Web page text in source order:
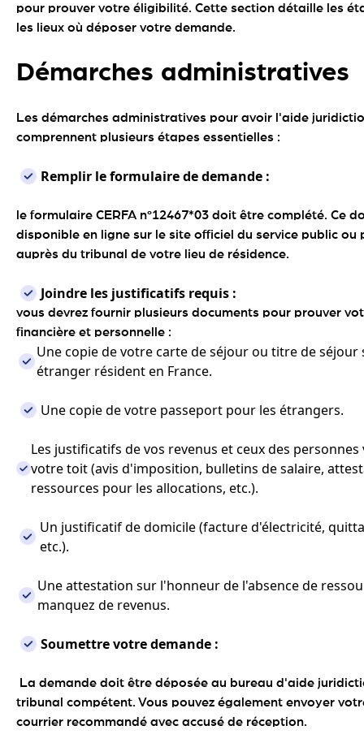
pour prouver votre éligibilité. Cette section détaille les
les lieux où déposer votre demande.
Démarches administratives
Les démarches administratives pour avoir l'aide
comprennent plusieurs étapes essentielles :
Remplir le formulaire de demande :
le formulaire CERFA n°12467*03 doit être complété. Ce
disponible en ligne sur le site officiel du service public ou
auprès du tribunal de votre lieu de résidence.
Joindre les justificatifs requis :
vous devrez fournir plusieurs documents pour prouver
financière et personnelle :
Une copie de votre carte de séjour ou titre de séjour
étranger résident en France.
Une copie de votre passeport pour les étrangers.
Les justificatifs de vos revenus et ceux des personnes
votre toit (avis d'imposition, bulletins de salaire,
ressources pour les allocations, etc.).
Un justificatif de domicile (facture d'électricité,
etc.).
Une attestation sur l'honneur de l'absence de
manquez de revenus.
Soumettre votre demande :
La demande doit être déposée au bureau d'aide
tribunal compétent. Vous pouvez également envoyer
courrier recommandé avec accusé de réception.